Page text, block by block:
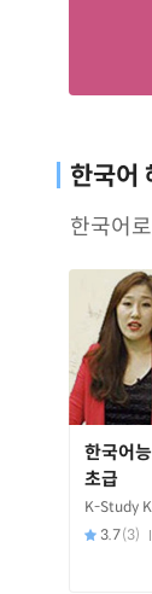
한국어
한국어
한국어
초급
K-Study
3.7(3)